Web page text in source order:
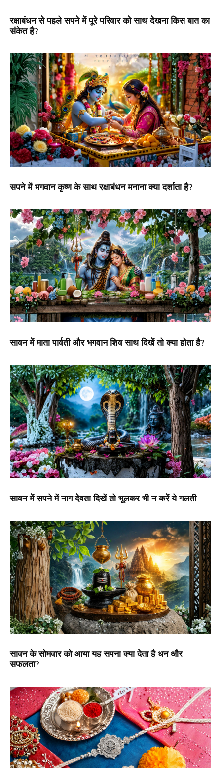
रक्षाबंधन से पहले सपने में पूरे परिवार को साथ देखना किस बात का
संकेत है?
सपने में भगवान कृष्ण के साथ रक्षाबंधन मनाना क्या दर्शाता है?
सावन में माता पार्वती और भगवान शिव साथ दिखें तो क्या होता है?
सावन में सपने में नाग देवता दिखें तो भूलकर भी न करें ये गलती
सावन के सोमवार को आया यह सपना क्या देता है धन और
सफलता?